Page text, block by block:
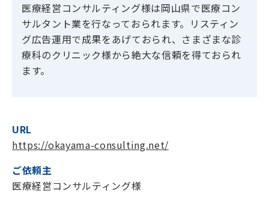
医療経営コンサルティング様は岡山県で医療コン
サルタント業を行なっておられます。リスティン
グ広告運用で成果をあげておられ、さまざまな診
療科のクリニック様から絶大な信頼を得ておられ
ます。
URL
https://okayama-consulting.net/
ご依頼主
医療経営コンサルティング様